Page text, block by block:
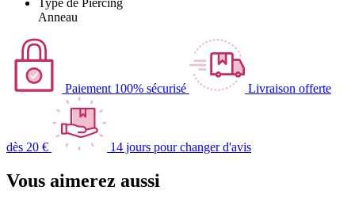
Type de Piercing
Anneau
Paiement 100% sécurisé Livraison offerte
dès 20 € 14 jours pour changer d'avis
Vous aimerez aussi